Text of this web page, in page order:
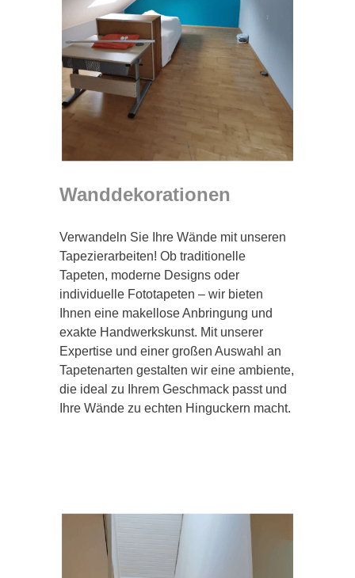
Wanddekorationen
Verwandeln Sie Ihre Wände mit unseren
Tapezierarbeiten! Ob traditionelle
Tapeten, moderne Designs oder
individuelle Fototapeten – wir bieten
Ihnen eine makellose Anbringung und
exakte Handwerkskunst. Mit unserer
Expertise und einer großen Auswahl an
Tapetenarten gestalten wir eine ambiente,
die ideal zu Ihrem Geschmack passt und
Ihre Wände zu echten Hinguckern macht.